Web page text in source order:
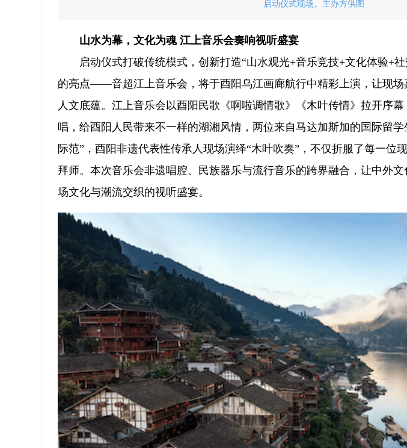
启动仪式现场。主办方供图
山水为幕，文化为魂 江上音乐会奏响视听盛宴
启动仪式打破传统模式，创新打造“山水观光+音乐竞技+文化体验+
的亮点——音超江上音乐会，将于酉阳乌江画廊航行中精彩上演，让现场
人文底蕴。江上音乐会以酉阳民歌《啊啦调情歌》《木叶传情》拉开序
唱，给酉阳人民带来不一样的湖湘风情，两位来自马达加斯加的国际留
际范”，酉阳非遗代表性传承人现场演绎“木叶吹奏”，不仅折服了每一位
拜师。本次音乐会非遗唱腔、民族器乐与流行音乐的跨界融合，让中外
场文化与潮流交织的视听盛宴。